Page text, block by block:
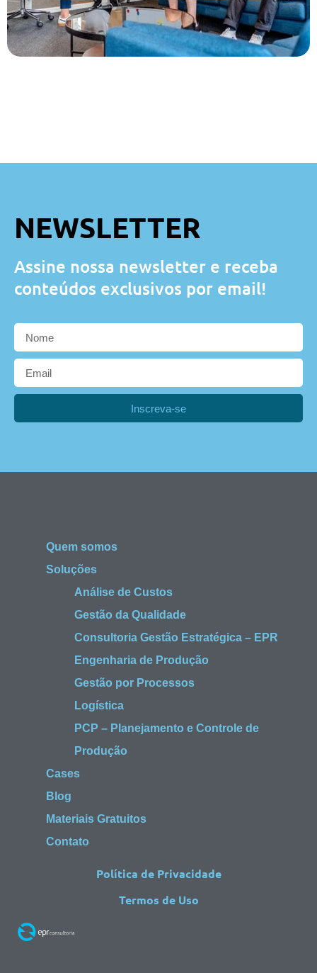
NEWSLETTER
Assine nossa newsletter e receba
conteúdos exclusivos por email!
Inscreva-se
Quem somos
Soluções
Análise de Custos
Gestão da Qualidade
Consultoria Gestão Estratégica – EPR
Engenharia de Produção
Gestão por Processos
Logística
PCP – Planejamento e Controle de
Produção
Cases
Blog
Materiais Gratuitos
Contato
Política de Privacidade
Termos de Uso